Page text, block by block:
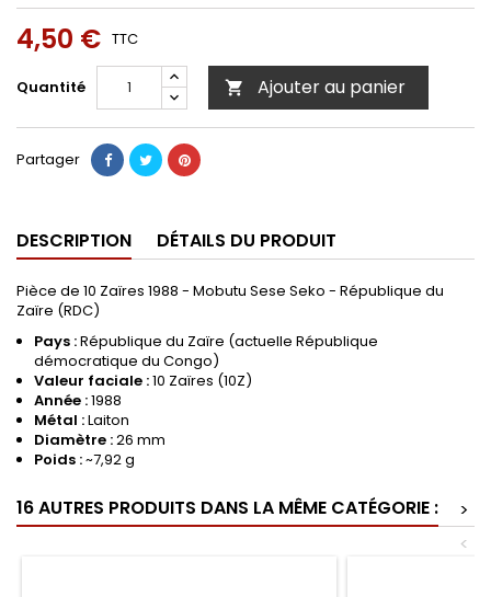
4,50 € TTC
Quantité  Ajouter au panier
Partager
DESCRIPTION DÉTAILS DU PRODUIT
Pièce de 10 Zaïres 1988 - Mobutu Sese Seko - République du
Zaïre (RDC)
Pays :République du Zaïre (actuelle République
démocratique du Congo)
Valeur faciale :10 Zaïres (10Z)
Année :1988
Métal :Laiton
Diamètre :26 mm
Poids :~7,92 g
16 AUTRES PRODUITS DANS LA MÊME CATÉGORIE :
>
<